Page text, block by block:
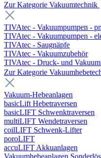
Zur Kategorie Vakuumtechnik
TIVAtec - Vakuumpumpen -
TIVAtec - Vakuumpumpen -
TIVAtec - Saugnäpfe
TIVAtec - Vakuumzubehör
TIVAtec - Druck- und
Zur Kategorie
Vakuum-Hebeanlagen
basicLift Hebetraversen
basicLIFT Schwenktraversen
multiLIFT Wendetraversen
coilLIFT Schwenk-Lifter
poroLIFT
accuLIFT Akkuanlagen